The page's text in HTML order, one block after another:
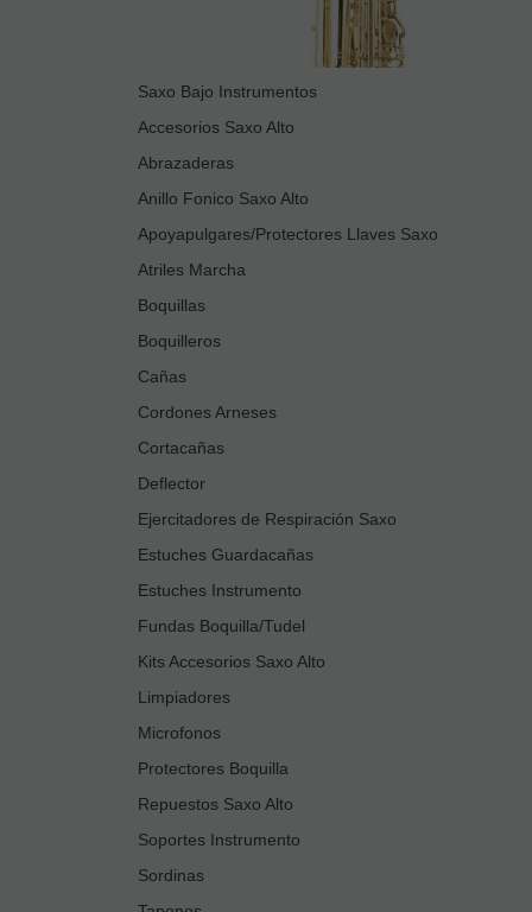
Saxo Bajo Instrumentos
Accesorios Saxo Alto
Abrazaderas
Anillo Fonico Saxo Alto
Apoyapulgares/Protectores Llaves Saxo
Atriles Marcha
Boquillas
Boquilleros
Cañas
Cordones Arneses
Cortacañas
Deflector
Ejercitadores de Respiración Saxo
Estuches Guardacañas
Estuches Instrumento
Fundas Boquilla/Tudel
Kits Accesorios Saxo Alto
Limpiadores
Microfonos
Protectores Boquilla
Repuestos Saxo Alto
Soportes Instrumento
Sordinas